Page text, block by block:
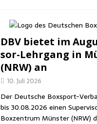
DBV bie­tet im
sor-Lehr­gang in
(NRW) an
10. Juli 2026
Der Deut­sche Box­sport-
bis 30.08.2026 einen
Box­zen­trum Müns­ter (NRW)